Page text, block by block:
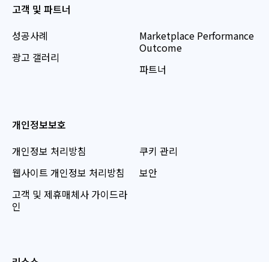
고객 및 파트너
성공사례
광고 갤러리
Marketplace Performance
Outcome
파트너
개인정보보호
개인정보 처리방침
웹사이트 개인정보 처리방침
고객 및 제휴매체사 가이드라
인
쿠키 관리
보안